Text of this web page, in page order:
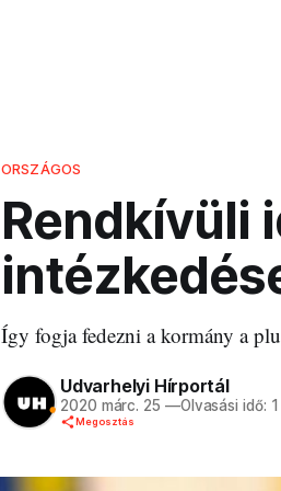
ORSZÁGOS
Rendkívüli
Így fogja fedezni a kormány a
Udvarhelyi Hírportál
2020 márc. 25 —Olvasási idő:
Megosztás